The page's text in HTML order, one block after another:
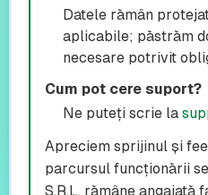
Datele rămân
aplicabile; păstrăm
necesare potrivit
Cum pot cere suport?
Ne puteți scrie la
Apreciem sprijinul și
parcursul funcționării
S.R.L. rămâne angajată